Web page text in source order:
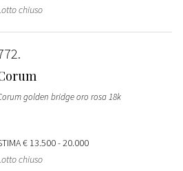
chiuso
golden bridge oro rosa 18k
€ 13.500 - 20.000
chiuso